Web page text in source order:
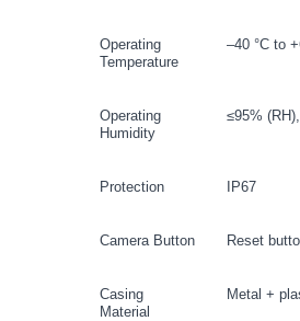
Operating
Temperature
–40 °C to
Operating
Humidity
≤95%
Protection IP67
Camera Button Reset
Casing
Material
Metal +